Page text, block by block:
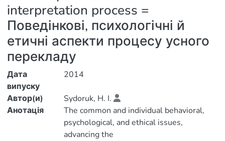
interpretation process =
Поведінкові, психологічні й
етичні аспекти процесу усного
перекладу
Дата
випуску
2014
Автор(и)
Sydoruk, H. I.
Анотація
The common and individual behavioral,
psychological, and ethical issues,